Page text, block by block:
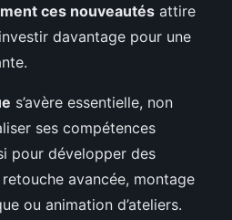
ces nouveautés attire
davantage pour une
s’avère essentielle, non
ses compétences
pour développer des
avancée, montage
ou animation d’ateliers.